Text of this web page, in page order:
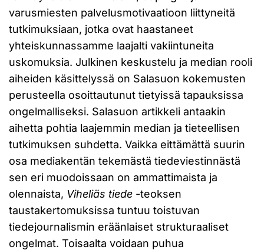
varusmiesten palvelusmotivaatioon liittyneitä
tutkimuksiaan, jotka ovat haastaneet
yhteiskunnassamme laajalti vakiintuneita
uskomuksia. Julkinen keskustelu ja median rooli
aiheiden käsittelyssä on Salasuon kokemusten
perusteella osoittautunut tietyissä tapauksissa
ongelmalliseksi. Salasuon artikkeli antaakin
aihetta pohtia laajemmin median ja tieteellisen
tutkimuksen suhdetta. Vaikka eittämättä suurin
osa mediakentän tekemästä tiedeviestinnästä
sen eri muodoissaan on ammattimaista ja
olennaista, Viheliäs tiede -teoksen
taustakertomuksissa tuntuu toistuvan
tiedejournalismin eräänlaiset strukturaaliset
ongelmat. Toisaalta voidaan puhua